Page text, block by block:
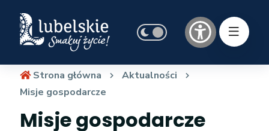
Strona główna
Aktualności
Misje gospodarcze
Misje gospodarcze